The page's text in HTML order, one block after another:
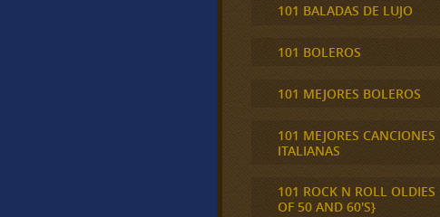
101 BALADAS DE LUJO
101 BOLEROS
101 MEJORES BOLEROS
101 MEJORES CANCIONES
ITALIANAS
101 ROCK N ROLL OLDIES
OF 50 AND 60'S}